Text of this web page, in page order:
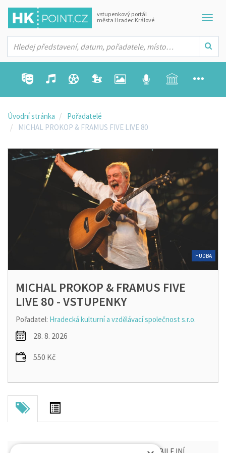
vstupenkový portál
města Hradec Králové
Úvodní stránka
Pořadatelé
MICHAL PROKOP & FRAMUS FIVE LIVE 80
MICHAL PROKOP & FRAMUS FIVE
LIVE 80 - VSTUPENKY
Pořadatel: Hradecká kulturní a vzdělávací společnost s.r.o.
28. 8. 2026
550 Kč
HUDBA
MICHAL PROKOP & FRAMUS FIVE LIVE 80 - JUBILEJNÍ